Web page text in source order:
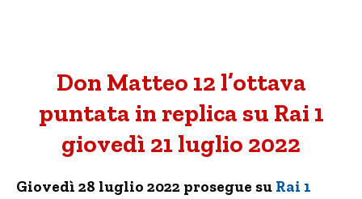
Don Matteo 12 l’ottava
puntata in replica su Rai 1
giovedì 21 luglio 2022
Giovedì 28 luglio 2022 prosegue su Rai 1